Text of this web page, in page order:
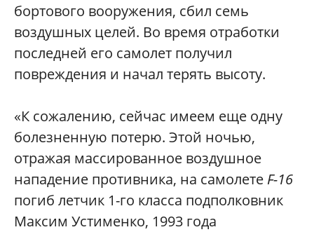
бортового вооружения, сбил семь
воздушных целей. Во время отработки
последней его самолет получил
повреждения и начал терять высоту.
«К сожалению, сейчас имеем еще одну
болезненную потерю. Этой ночью,
отражая массированное воздушное
нападение противника, на самолете F-16
погиб летчик 1-го класса подполковник
Максим Устименко, 1993 года